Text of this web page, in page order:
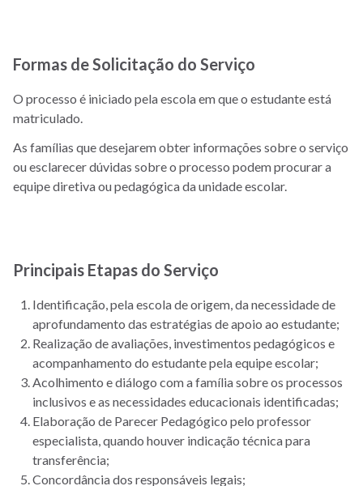
Formas de Solicitação do Serviço
O processo é iniciado pela escola em que o estudante está
matriculado.
As famílias que desejarem obter informações sobre o serviço
ou esclarecer dúvidas sobre o processo podem procurar a
equipe diretiva ou pedagógica da unidade escolar.
Principais Etapas do Serviço
Identificação, pela escola de origem, da necessidade de
aprofundamento das estratégias de apoio ao estudante;
Realização de avaliações, investimentos pedagógicos e
acompanhamento do estudante pela equipe escolar;
Acolhimento e diálogo com a família sobre os processos
inclusivos e as necessidades educacionais identificadas;
Elaboração de Parecer Pedagógico pelo professor
especialista, quando houver indicação técnica para
transferência;
Concordância dos responsáveis legais;